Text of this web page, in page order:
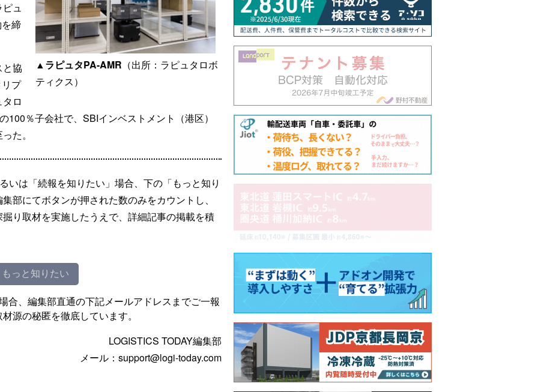
▲ラピュタPA-AMR （出所：ラピュタロボ
ティクス）
ュ
締
協
プ
ロ
100％子会社で、SBIインベストメント（港区）
た。
いは「続報を知りたい」場合、下の「もっと知り
部にてボタンが押された数のみをカウントし、
り取材を実施したうえで、詳細記事の掲載を積
もっと知りたい
合、編集部直通の下記メールアドレスまでご一報
源の秘匿を徹底しています。
LOGISTICS TODAY編集部
メール：support@logi-today.com